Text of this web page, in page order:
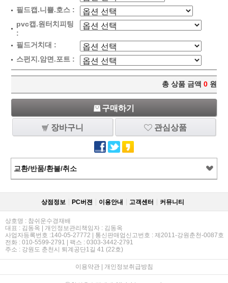
필드캡.니쁠.호스 :
pvc캡.원터치피팅
:
필드거치대 :
스펀지.암면.포트 :
총 상품 금액 0 원
구매하기
장바구니 관심상품
교환/반품/환불/취소
상점정보 PC버젼 이용안내 고객센터 커뮤니티
상호명 : 참쉬운수경재배
대표 : 김동옥 | 개인정보관리책임자 : 김동옥
사업자등록번호 :140-05-27772 | 통신판매업신고번호 : 제2011-강원춘천-0087호
전화 : 010-5599-2791 | 팩스 : 0303-3442-2791
주소 : 강원도 춘천시 퇴계공단1길 41 (22호)
이용약관| 개인정보취급방침